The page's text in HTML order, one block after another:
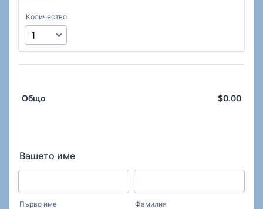
Количество
Общо $0.00
Вашето име
Първо име Фамилия